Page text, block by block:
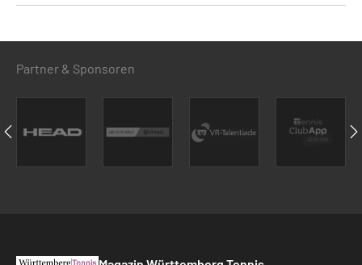
Partner & Sponsoren